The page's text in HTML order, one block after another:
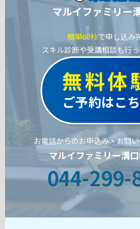
マルイファミリー
簡単60秒で申し込み
スキル診断や受講相談も行っ
無料体
ご予約はこ
お電話からのお申込み・お問
マルイファミリー溝
044-299-